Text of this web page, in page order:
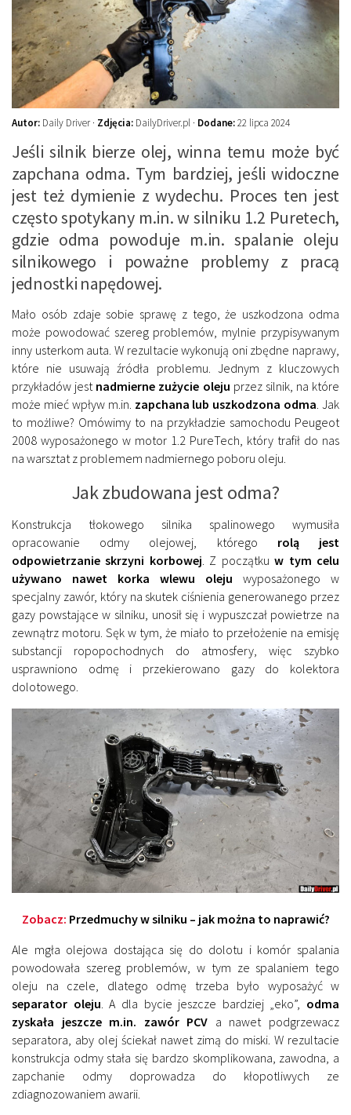
Auto z niemiec
Galerie
Autor: Daily Driver · Zdjęcia: DailyDriver.pl · Dodane:22 lipca 2024
Jeśli silnik bierze olej, winna temu może być
zapchana odma. Tym bardziej, jeśli widoczne
jest też dymienie z wydechu. Proces ten jest
często spotykany m.in. w silniku 1.2 Puretech,
gdzie odma powoduje m.in. spalanie oleju
silnikowego i poważne problemy z pracą
jednostki napędowej.
Mało osób zdaje sobie sprawę z tego, że uszkodzona odma
może powodować szereg problemów, mylnie przypisywanym
inny usterkom auta. W rezultacie wykonują oni zbędne naprawy,
które nie usuwają źródła problemu. Jednym z kluczowych
przykładów jest nadmierne zużycie oleju przez silnik, na które
może mieć wpływ m.in. zapchana lub uszkodzona odma . Jak
to możliwe? Omówimy to na przykładzie samochodu Peugeot
2008 wyposażonego w motor 1.2 PureTech, który trafił do nas
na warsztat z problemem nadmiernego poboru oleju.
Jak zbudowana jest odma?
Konstrukcja tłokowego silnika spalinowego wymusiła
opracowanie odmy olejowej, którego rolą jest
odpowietrzanie skrzyni korbowej . Z początkuw tym celu
używano nawet korka wlewu oleju wyposażonego w
specjalny zawór, który na skutek ciśnienia generowanego przez
gazy powstające w silniku, unosił się i wypuszczał powietrze na
zewnątrz motoru. Sęk w tym, że miało to przełożenie na emisję
substancji ropopochodnych do atmosfery, więc szybko
usprawniono odmę i przekierowano gazy do kolektora
dolotowego.
Zobacz: Przedmuchy w silniku – jak można to naprawić?
Ale mgła olejowa dostająca się do dolotu i komór spalania
powodowała szereg problemów, w tym ze spalaniem tego
oleju na czele, dlatego odmę trzeba było wyposażyć w
separator oleju. A dla bycie jeszcze bardziej „eko”, odma
zyskała jeszcze m.in. zawór PCV a nawet podgrzewacz
separatora, aby olej ściekał nawet zimą do miski. W rezultacie
konstrukcja odmy stała się bardzo skomplikowana, zawodna, a
zapchanie odmy doprowadza do kłopotliwych ze
zdiagnozowaniem awarii.